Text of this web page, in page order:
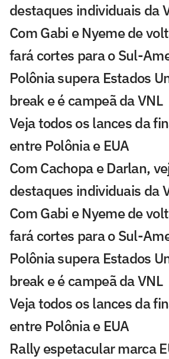
destaques individuais da
Com Gabi e Nyeme de
fará cortes para o Sul-
Polônia supera Estados
break e é campeã da VNL
Veja todos os lances da
entre Polônia e EUA
Com Cachopa e Darlan,
destaques individuais da
Com Gabi e Nyeme de
fará cortes para o Sul-
Polônia supera Estados
break e é campeã da VNL
Veja todos os lances da
entre Polônia e EUA
Rally espetacular marca